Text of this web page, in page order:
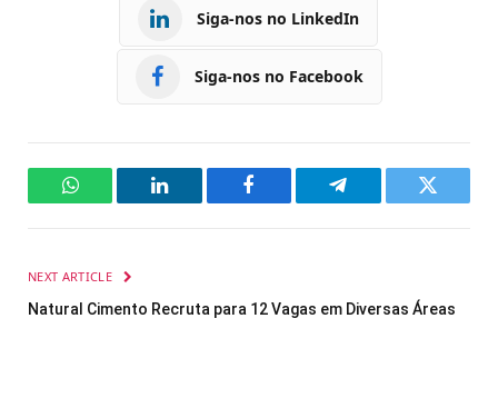
Siga-nos no LinkedIn
Siga-nos no Facebook
WhatsAppLinkedIn Facebook Telegram Twitter
NEXT ARTICLE
Natural Cimento Recruta para 12 Vagas em Diversas Áreas